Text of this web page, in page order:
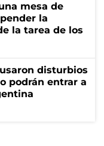
mesa de
la
la tarea de los
disturbios
podrán entrar a